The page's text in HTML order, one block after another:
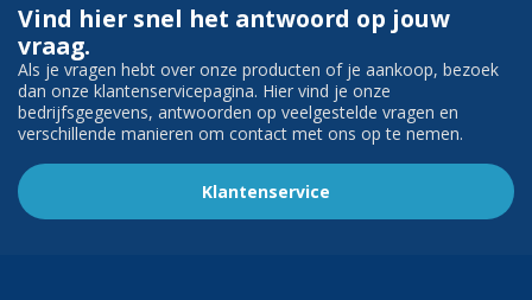
Vind hier snel het antwoord op jouw
vraag.
Als je vragen hebt over onze producten of je aankoop, bezoek
dan onze klantenservicepagina. Hier vind je onze
bedrijfsgegevens, antwoorden op veelgestelde vragen en
verschillende manieren om contact met ons op te nemen.
Klantenservice